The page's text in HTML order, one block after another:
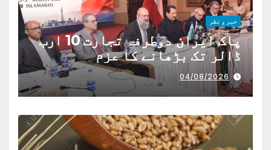
خبر و نظر
پاک ایران دوطرفہ تجارت 10 ارب
ڈالر تک بڑھانے کا عزم
04/08/2026